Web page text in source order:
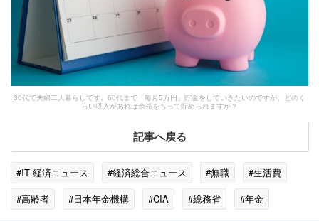
30代で夫婦二人暮らしです。60代まで「毎月5万円」貯金をしていきたいのですが、どのく
らい収入があれば余裕をもって貯められますか？
記事へ戻る
#IT 経済ニュース #経済総合ニュース #無職
#生活費
#高齢者
#日本年金機構 #CIA #総務省 #年金